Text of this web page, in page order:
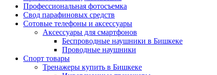
Профессиональная фотосъемка
Свод парафиновых средств
Сотовые телефоны и аксессуары
Аксессуары для смартфонов
Беспроводные наушники в Бишкеке
Проводные наушники
Спорт товары
Тренажеры купить в Бишкеке